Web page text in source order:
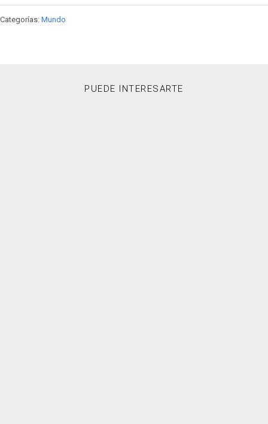
Categorías: Mundo
PUEDE INTERESARTE